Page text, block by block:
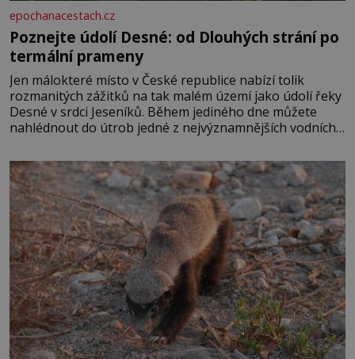
epochanacestach.cz
Poznejte údolí Desné: od Dlouhých strání po
termální prameny
Jen málokteré místo v České republice nabízí tolik
rozmanitých zážitků na tak malém území jako údolí řeky
Desné v srdci Jeseníků. Během jediného dne můžete
nahlédnout do útrob jedné z nejvýznamnějších vodních
se na koloběžce a den zakončit poznáváním památek ve
Velkých Losinách nebo v termálním